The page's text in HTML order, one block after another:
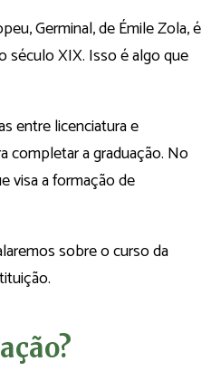
Germinal, de Émile Zola, é
século XIX. Isso é algo que
entre licenciatura e
completar a graduação. No
visa a formação de
sobre o curso da